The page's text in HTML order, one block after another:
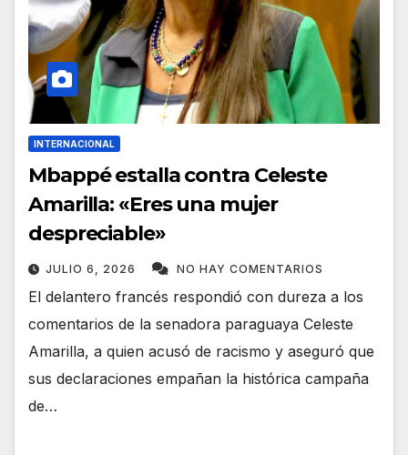
INTERNACIONAL
Mbappé estalla contra Celeste
Amarilla: «Eres una mujer
despreciable»
JULIO 6, 2026 NO HAY COMENTARIOS
El delantero francés respondió con dureza a los
comentarios de la senadora paraguaya Celeste
Amarilla, a quien acusó de racismo y aseguró que
sus declaraciones empañan la histórica campaña
de…